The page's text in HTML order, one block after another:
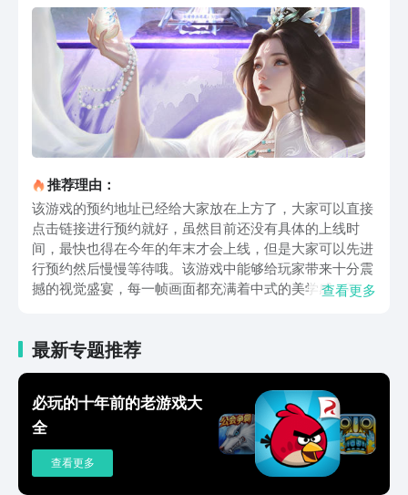
推荐理由：
该游戏的预约地址已经给大家放在上方了，大家可以直接
点击链接进行预约就好，虽然目前还没有具体的上线时
间，最快也得在今年的年末才会上线，但是大家可以先进
行预约然后慢慢等待哦。该游戏中能够给玩家带来十分震
撼的视觉盛宴，每一帧画面都充满着中式的美学感，不仅
这里的战斗玩法也是非常值得期待的，仙魔两界的仇怨还
是没有化解，不管你作为哪一方，都势必要守卫自己国界
的安危。你甚至可以在游戏中去对抗那传说中的四大天
王，也可以慢慢修炼，在同门中和师兄弟们进行切磋，还
有着非常丰富的副本玩法，一定能够带给玩家全新的游戏
体验。该游戏中还为大家创造了一个十分轻松的游戏环
境，游戏中的日常任务和各大活动都有着非常丰厚的奖
查看更多
最新专题推荐
必玩的十年前的老游戏大
全
查看更多